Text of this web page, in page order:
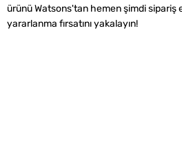
ürünü Watsons'tan hemen şimdi sipariş
yararlanma fırsatını yakalayın!